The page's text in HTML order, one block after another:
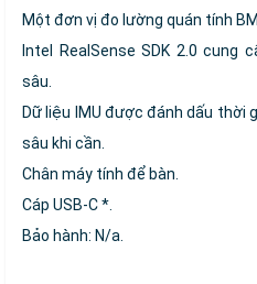
Một đơn vị đo lường quán tính
Intel RealSense SDK 2.0 cung
sâu.
Dữ liệu IMU được đánh dấu thời
sâu khi cần.
Chân máy tính để bàn.
Cáp USB-C *.
Bảo hành: N/a.